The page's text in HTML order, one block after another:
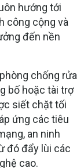
hướng tới
công cộng và
đến nền
chống rửa
bố hoặc tài trợ
siết chặt tối
ứng các tiêu
an ninh
đó đẩy lùi các
cao.